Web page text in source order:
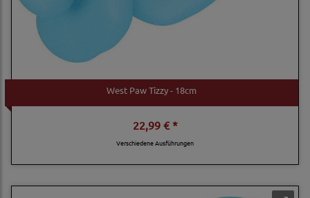
West Paw Tizzy - 18cm
22,99 € *
Verschiedene Ausführungen